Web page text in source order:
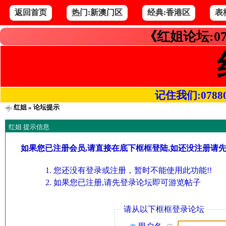
返回首页 热门:新澳门区 经典:香港区 表
《红姐论坛
记住我们
红姐» 论坛提示
红姐 提示信息
如果您已注册会员,请直接在底下框框登陆,如还没注册请
您还没有登录或注册，暂时不能使用此功能!!
如果您已注册,请先登录论坛即可游览帖子
请从以下框框登录论坛